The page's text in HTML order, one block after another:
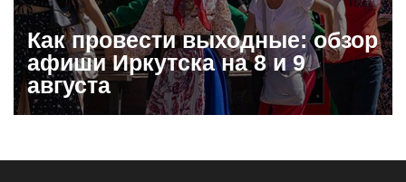
Как провести выходные: обзор
афиши Иркутска на 8 и 9
августа